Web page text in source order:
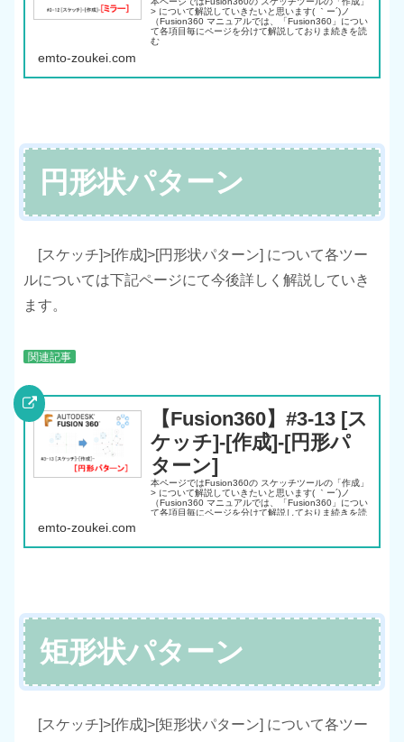
> について解説していきたいと思います( ｀ー´)ノ
（Fusion360 マニュアルでは、「Fusion360」につい
て各項目毎にページを分けて解説しておりま続きを読
む
emto-zoukei.com
円形状パターン
[スケッチ]>[作成]>[円形状パターン] について各ツー
ルについては下記ページにて今後詳しく解説していき
ます。
関連記事
【Fusion360】#3-13 [ス
ケッチ]-[作成]-[円形パ
ターン]
本ページではFusion360の スケッチツールの「作成」
> について解説していきたいと思います( ｀ー´)ノ
（Fusion360 マニュアルでは、「Fusion360」につい
て各項目毎にページを分けて解説しておりま続きを読
emto-zoukei.com
矩形状パターン
[スケッチ]>[作成]>[矩形状パターン] について各ツー